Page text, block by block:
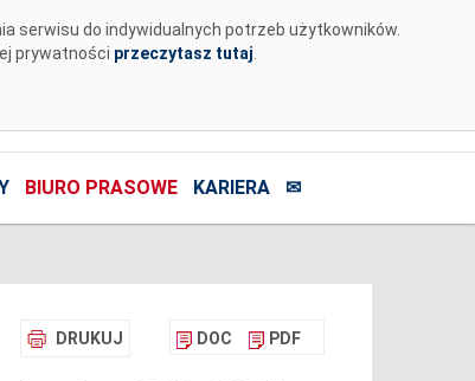
serwisu do indywidualnych potrzeb użytkowników.
prywatności przeczytasz tutaj
BIURO PRASOWE KARIERA ✉
DRUKUJ DOC PDF